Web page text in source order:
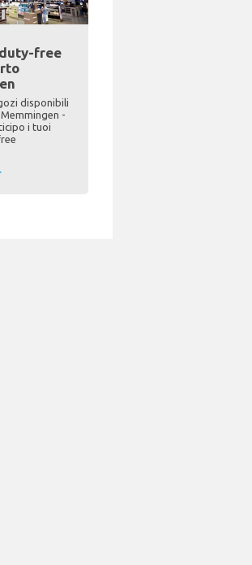
free
disponibili
-
i tuoi